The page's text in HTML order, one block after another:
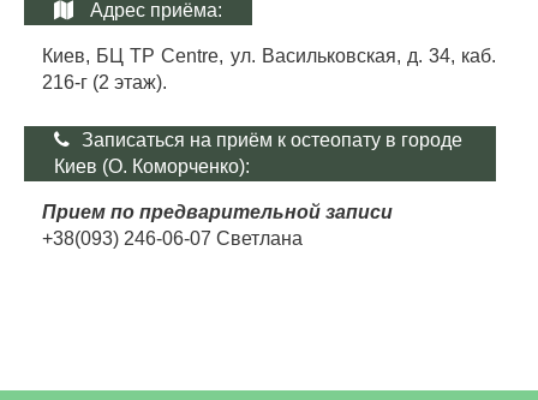
Адрес приёма:
Киев, БЦ TP Centre, ул. Васильковская, д. 34, каб.
216-г (2 этаж).
Записаться на приём к остеопату в городе
Киев (О. Коморченко):
Прием по предварительной записи
+38(093) 246-06-07 Светлана